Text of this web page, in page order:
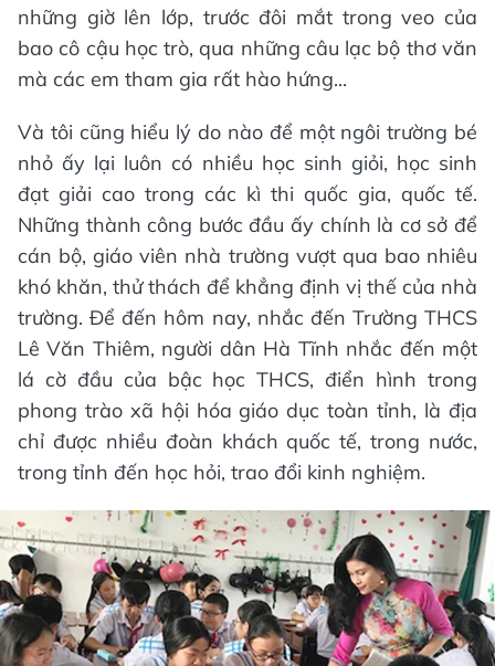
những giờ lên lớp, trước đôi mắt trong veo của
bao cô cậu học trò, qua những câu lạc bộ thơ văn
mà các em tham gia rất hào hứng...
Và tôi cũng hiểu lý do nào để một ngôi trường bé
nhỏ ấy lại luôn có nhiều học sinh giỏi, học sinh
đạt giải cao trong các kì thi quốc gia, quốc tế.
Những thành công bước đầu ấy chính là cơ sở để
cán bộ, giáo viên nhà trường vượt qua bao nhiêu
khó khăn, thử thách để khẳng định vị thế của nhà
trường. Để đến hôm nay, nhắc đến Trường THCS
Lê Văn Thiêm, người dân Hà Tĩnh nhắc đến một
lá cờ đầu của bậc học THCS, điển hình trong
phong trào xã hội hóa giáo dục toàn tỉnh, là địa
chỉ được nhiều đoàn khách quốc tế, trong nước,
trong tỉnh đến học hỏi, trao đổi kinh nghiệm.